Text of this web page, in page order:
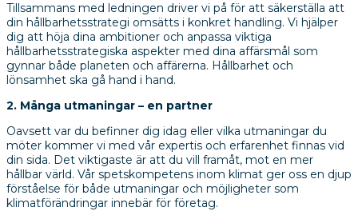
Tillsammans med ledningen driver vi på för att säkerställa att
din hållbarhetsstrategi omsätts i konkret handling. Vi hjälper
dig att höja dina ambitioner och anpassa viktiga
hållbarhetsstrategiska aspekter med dina affärsmål som
gynnar både planeten och affärerna. Hållbarhet och
lönsamhet ska gå hand i hand.
2. Många utmaningar – en partner
Oavsett var du befinner dig idag eller vilka utmaningar du
möter kommer vi med vår expertis och erfarenhet finnas vid
din sida. Det viktigaste är att du vill framåt, mot en mer
hållbar värld. Vår spetskompetens inom klimat ger oss en djup
förståelse för både utmaningar och möjligheter som
klimatförändringar innebär för företag.